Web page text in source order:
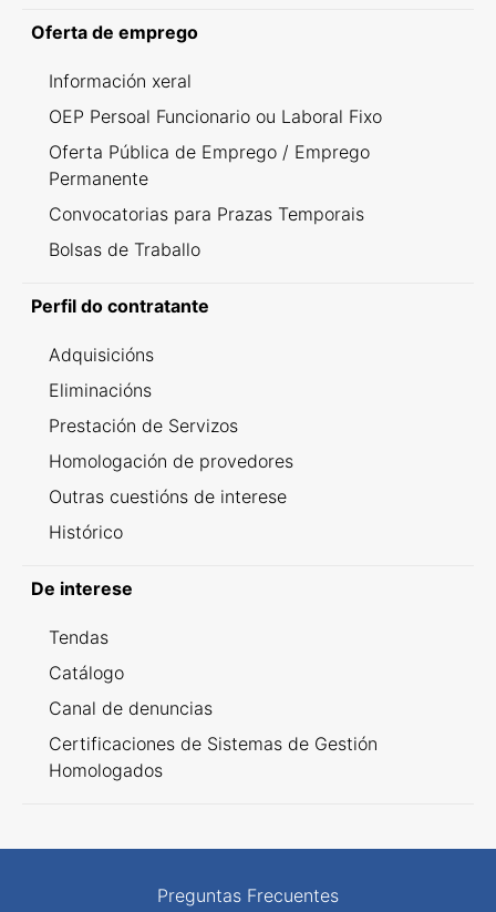
Oferta de emprego
Información xeral
OEP Persoal Funcionario ou Laboral Fixo
Oferta Pública de Emprego / Emprego
Permanente
Convocatorias para Prazas Temporais
Bolsas de Traballo
Perfil do contratante
Adquisicións
Eliminacións
Prestación de Servizos
Homologación de provedores
Outras cuestións de interese
Histórico
De interese
Tendas
Catálogo
Canal de denuncias
Certificaciones de Sistemas de Gestión
Homologados
Preguntas Frecuentes